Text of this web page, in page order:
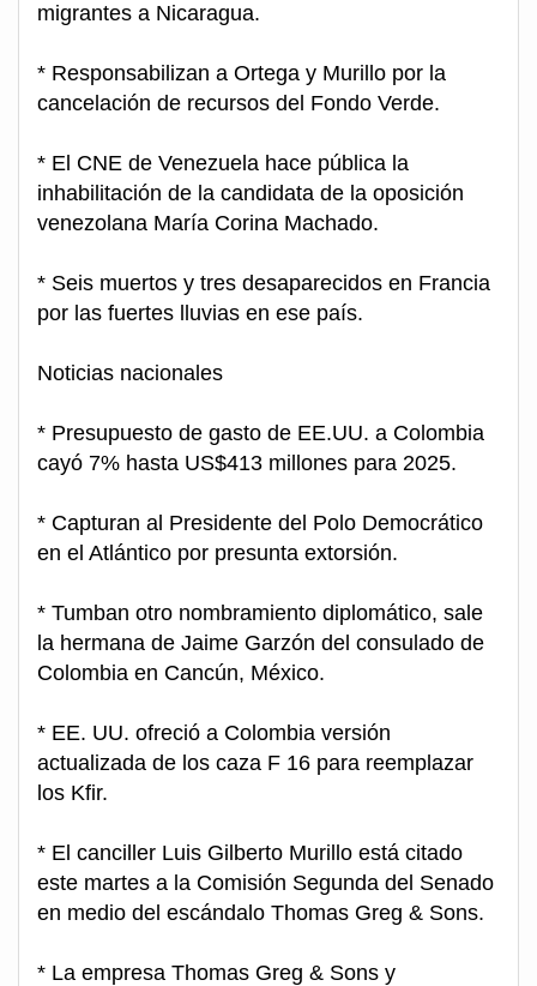
migrantes a Nicaragua.
* Responsabilizan a Ortega y Murillo por la
cancelación de recursos del Fondo Verde.
* El CNE de Venezuela hace pública la
inhabilitación de la candidata de la oposición
venezolana María Corina Machado.
* Seis muertos y tres desaparecidos en Francia
por las fuertes lluvias en ese país.
Noticias nacionales
* Presupuesto de gasto de EE.UU. a Colombia
cayó 7% hasta US$413 millones para 2025.
* Capturan al Presidente del Polo Democrático
en el Atlántico por presunta extorsión.
* Tumban otro nombramiento diplomático, sale
la hermana de Jaime Garzón del consulado de
Colombia en Cancún, México.
* EE. UU. ofreció a Colombia versión
actualizada de los caza F 16 para reemplazar
los Kfir.
* El canciller Luis Gilberto Murillo está citado
este martes a la Comisión Segunda del Senado
en medio del escándalo Thomas Greg & Sons.
* La empresa Thomas Greg & Sons y